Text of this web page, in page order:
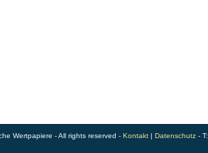
Wertpapiere - All rights reserved - Kontakt| Datenschutz-